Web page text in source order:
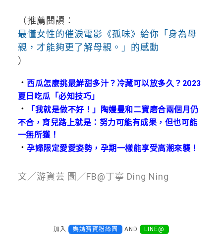
（推薦閱讀：
最懂女性的催淚電影《孤味》給你「身為母
親，才能夠更了解母親。」的感動
）
． 西瓜怎麼挑最鮮甜多汁？冷藏可以放多久？2023
夏日吃瓜「必知技巧」
．
「我就是做不好！」陶嫚曼和二寶磨合兩個月仍
不合，育兒路上就是：努力可能有成果，但也可能
一無所獲！
．孕婦限定愛愛姿勢，孕期一樣能享受高潮來襲！
文／游資芸 圖／FB@丁寧 Ding Ning
加入 媽媽寶寶粉絲團 AND LINE@